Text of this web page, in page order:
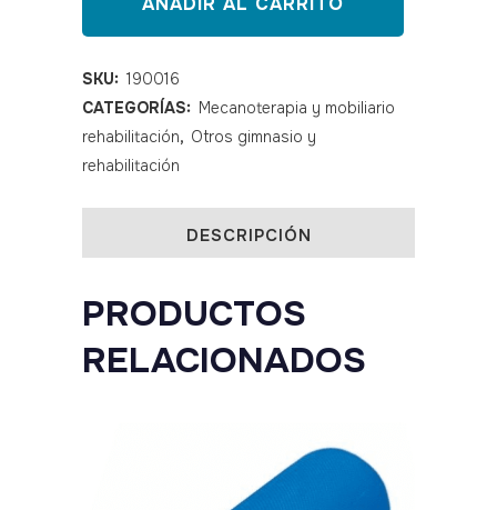
Jaula
de
Rocher
quantity
SKU: 190016
CATEGORÍAS: Mecanoterapia y mobiliario
rehabilitación, Otros gimnasio y
rehabilitación
DESCRIPCIÓN
PRODUCTOS
RELACIONADOS